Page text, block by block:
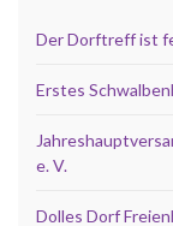
Der Dorftreff ist
Erstes
e. V.
Dolles Dorf